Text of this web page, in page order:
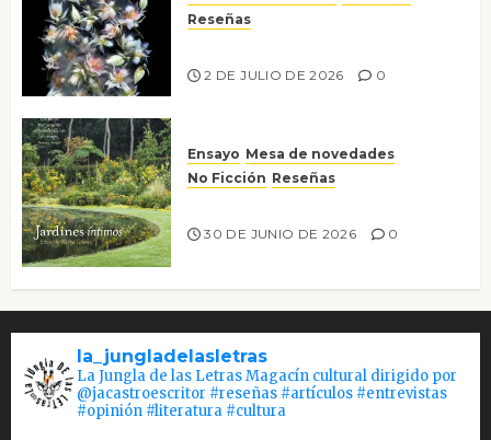
Reseñas
2 DE JULIO DE 2026 0
Ensayo Mesa de novedades
No Ficción Reseñas
30 DE JUNIO DE 2026 0
la_jungladelasletras
La Jungla de las Letras Magacín cultural dirigido por
@jacastroescritor #reseñas #artículos #entrevistas
#opinión #literatura #cultura